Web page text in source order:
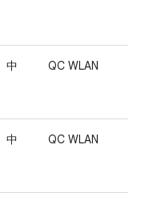
中 QC WLAN
中 QC WLAN